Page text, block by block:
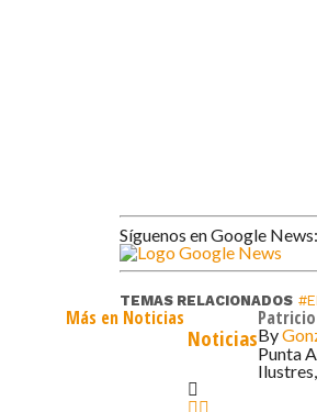
Síguenos en Google News:
TEMAS RELACIONADOS
Más en Noticias
NoticiasBy
Punta
Ilustres,...